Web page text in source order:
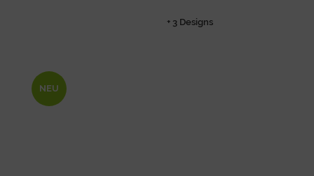
+ 3 Designs
NEU